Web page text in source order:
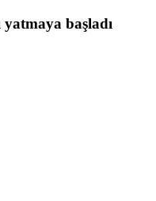
yatmaya başladı